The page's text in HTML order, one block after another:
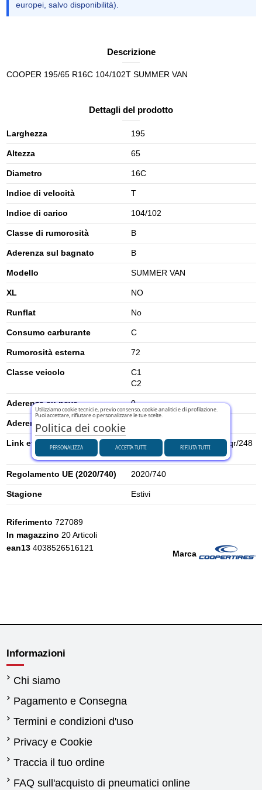
europei, salvo disponibilità).
Descrizione
COOPER 195/65 R16C 104/102T SUMMER VAN
Dettagli del prodotto
Larghezza 195
Altezza 65
Diametro 16C
Indice di velocità T
Indice di carico 104/102
Classe di rumorosità B
Aderenza sul bagnato B
Modello SUMMER VAN
XL NO
Runflat No
Consumo carburante C
Rumorosità esterna 72
Classe veicolo
C1
C2
Aderenza su neve 0
Aderenza su ghiaccio
Link etichetta energetica UE
https://eprel.ec.europa.eu/qr/248
2959
Regolamento UE (2020/740) 2020/740
Stagione Estivi
Marca
Riferimento 727089
In magazzino 20 Articoli
ean13 4038526516121
Informazioni
Chi siamo
Pagamento e Consegna
Termini e condizioni d'uso
Privacy e Cookie
Traccia il tuo ordine
FAQ sull'acquisto di pneumatici online
Utilizziamo cookie tecnici e, previo consenso, cookie analitici e di profilazione.
Puoi accettare, rifiutare o personalizzare le tue scelte.
Politica dei cookie
PERSONALIZZA RIFIUTA TUTTI
ACCETTA TUTTI